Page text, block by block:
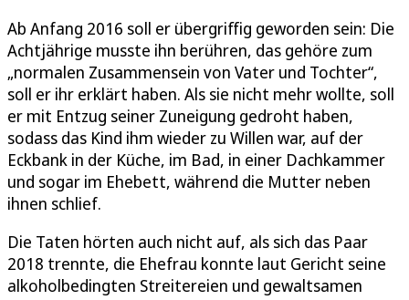
Ab Anfang 2016 soll er übergriffig geworden sein: Die
Achtjährige musste ihn berühren, das gehöre zum
„normalen Zusammensein von Vater und Tochter“,
soll er ihr erklärt haben. Als sie nicht mehr wollte, soll
er mit Entzug seiner Zuneigung gedroht haben,
sodass das Kind ihm wieder zu Willen war, auf der
Eckbank in der Küche, im Bad, in einer Dachkammer
und sogar im Ehebett, während die Mutter neben
ihnen schlief.
Die Taten hörten auch nicht auf, als sich das Paar
2018 trennte, die Ehefrau konnte laut Gericht seine
alkoholbedingten Streitereien und gewaltsamen